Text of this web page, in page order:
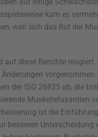
kam es
weil sich das Rot der
diese Berichte
der ISO 26825 ab, die
Muskelrelaxantien
ist die
besseren